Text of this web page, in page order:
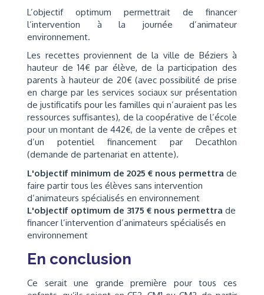
L’objectif optimum permettrait de financer
l’intervention à la journée d’animateur
environnement.
Les recettes proviennent de la ville de Béziers à
hauteur de 14€ par élève, de la participation des
parents à hauteur de 20€ (avec possibilité de prise
en charge par les services sociaux sur présentation
de justificatifs pour les familles qui n’auraient pas les
ressources suffisantes), de la coopérative de l’école
pour un montant de 442€, de la vente de crêpes et
d’un potentiel financement par Decathlon
(demande de partenariat en attente).
L'objectif minimum de 2025 € nous permettra de
faire partir tous les élèves sans intervention
d’animateurs spécialisés en environnement
L'objectif optimum de 3175 € nous permettra de
financer l’intervention d’animateurs spécialisés en
environnement
En conclusion
Ce serait une grande première pour tous ces